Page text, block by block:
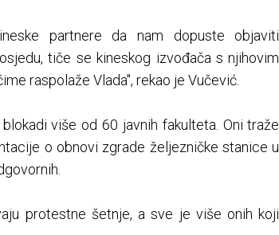
partnere da nam dopuste objaviti
tiče se kineskog izvođača s njihovim
raspolaže Vlada", rekao je Vučević.
više od 60 javnih fakulteta. Oni traže
o obnovi zgrade željezničke stanice u
protestne šetnje, a sve je više onih koji